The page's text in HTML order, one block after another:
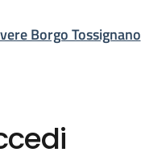
Borgo Tossignano